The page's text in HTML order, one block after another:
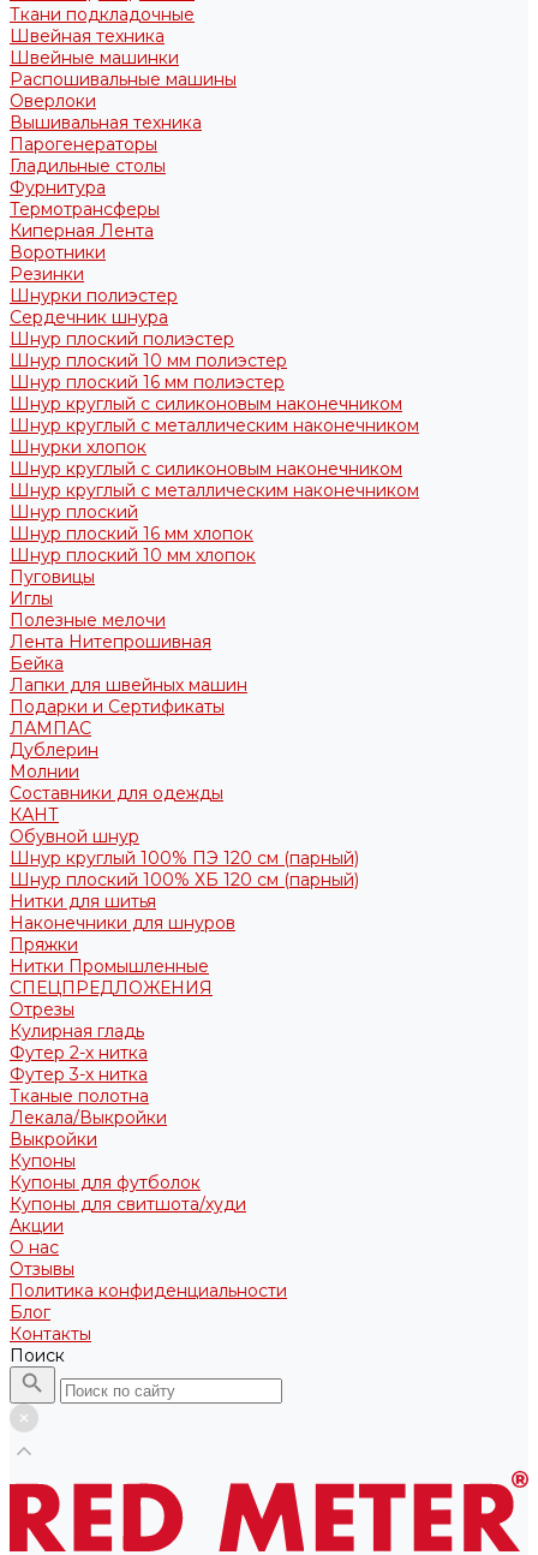
Ткани подкладочные
Швейная техника
Швейные машинки
Распошивальные машины
Оверлоки
Вышивальная техника
Парогенераторы
Гладильные столы
Фурнитура
Термотрансферы
Киперная Лента
Воротники
Резинки
Шнурки полиэстер
Сердечник шнура
Шнур плоский полиэстер
Шнур плоский 10 мм полиэстер
Шнур плоский 16 мм полиэстер
Шнур круглый с силиконовым наконечником
Шнур круглый с металлическим наконечником
Шнурки хлопок
Шнур круглый с силиконовым наконечником
Шнур круглый с металлическим наконечником
Шнур плоский
Шнур плоский 16 мм хлопок
Шнур плоский 10 мм хлопок
Пуговицы
Иглы
Полезные мелочи
Лента Нитепрошивная
Бейка
Лапки для швейных машин
Подарки и Сертификаты
ЛАМПАС
Дублерин
Молнии
Составники для одежды
КАНТ
Обувной шнур
Шнур круглый 100% ПЭ 120 см (парный)
Шнур плоский 100% ХБ 120 см (парный)
Нитки для шитья
Наконечники для шнуров
Пряжки
Нитки Промышленные
СПЕЦПРЕДЛОЖЕНИЯ
Отрезы
Кулирная гладь
Футер 2-х нитка
Футер 3-х нитка
Тканые полотна
Лекала/Выкройки
Выкройки
Купоны
Купоны для футболок
Купоны для свитшота/худи
Акции
О нас
Отзывы
Политика конфиденциальности
Блог
Контакты
Поиск